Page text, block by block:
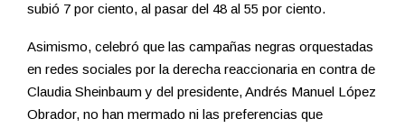
subió 7 por ciento, al pasar del 48 al 55 por ciento.
Asimismo, celebró que las campañas negras orquestadas
en redes sociales por la derecha reaccionaria en contra de
Claudia Sheinbaum y del presidente, Andrés Manuel López
Obrador, no han mermado ni las preferencias que